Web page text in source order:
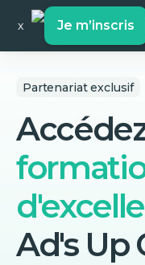
x Je m’inscris
Partenariat exclusif
Ad's Up